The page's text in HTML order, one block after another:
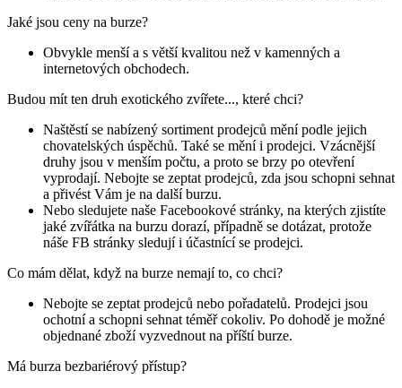
Jaké jsou ceny na burze?
Obvykle menší a s větší kvalitou než v kamenných a
internetových obchodech.
Budou mít ten druh exotického zvířete..., které chci?
Naštěstí se nabízený sortiment prodejců mění podle jejich
chovatelských úspěchů. Také se mění i prodejci. Vzácnější
druhy jsou v menším počtu, a proto se brzy po otevření
vyprodají. Nebojte se zeptat prodejců, zda jsou schopni sehnat
a přivést Vám je na další burzu.
Nebo sledujete naše Facebookové stránky, na kterých zjistíte
jaké zvířátka na burzu dorazí, případně se dotázat, protože
náše FB stránky sledují i účastnící se prodejci.
Co mám dělat, když na burze nemají to, co chci?
Nebojte se zeptat prodejců nebo pořadatelů. Prodejci jsou
ochotní a schopni sehnat téměř cokoliv. Po dohodě je možné
objednané zboží vyzvednout na příští burze.
Má burza bezbariérový přístup?